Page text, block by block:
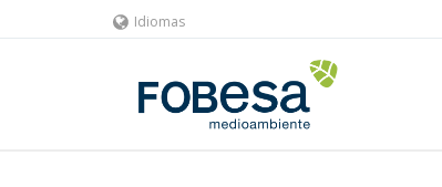
Idiomas